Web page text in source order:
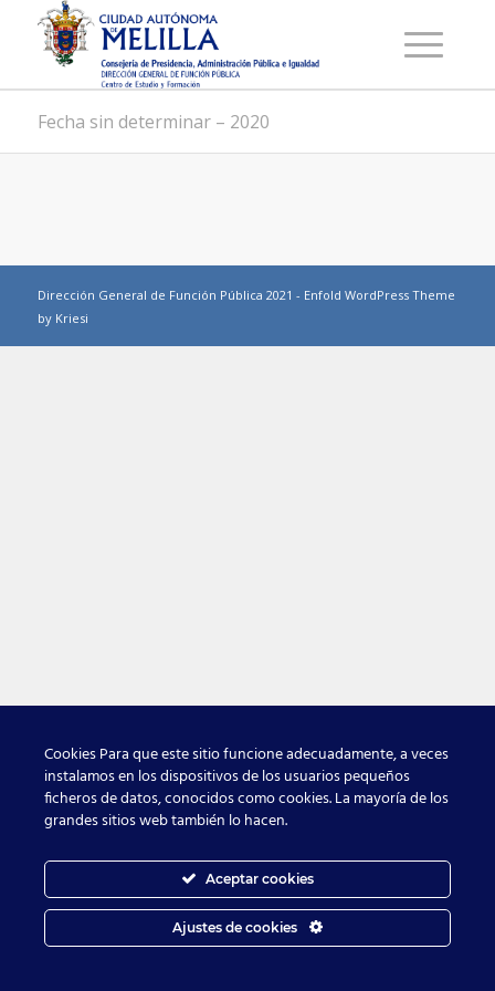
Fecha sin determinar – 2020
Dirección General de Función Pública 2021 - Enfold WordPress Theme
by Kriesi
Cookies Para que este sitio funcione adecuadamente, a veces
instalamos en los dispositivos de los usuarios pequeños
ficheros de datos, conocidos como cookies. La mayoría de los
grandes sitios web también lo hacen.
Aceptar cookies
Ajustes de cookies